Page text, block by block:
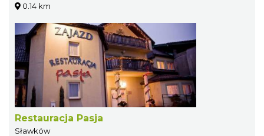
0.14 km
Restauracja Pasja
Sławków